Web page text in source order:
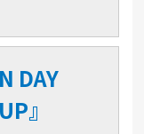
DAY
』